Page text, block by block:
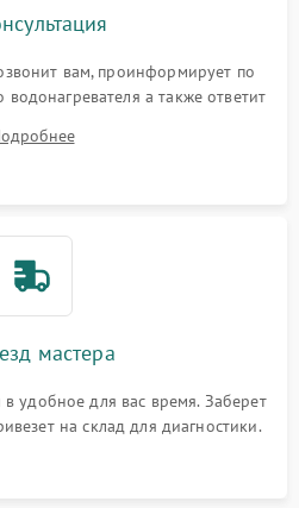
вам, проинформирует по
а также ответит
мастера
удобное для вас время. Заберет
на склад для диагностики.